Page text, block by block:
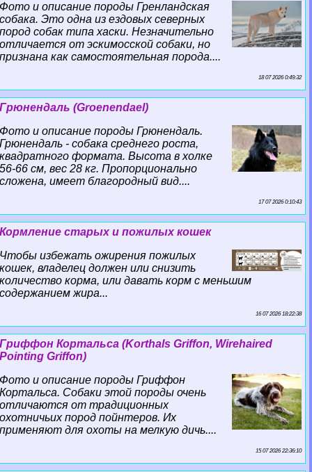
Фото и описание породы Гренландская
собака. Это одна из ездовых северных
пород собак типа хаски. Незначительно
отличается от эскимосской собаки, но
признана как самостоятельная порода....
18 07 2026 0:49:32
Грюнендаль (Groenendael)
Фото и описание породы Грюнендаль.
Грюнендаль - собака среднего роста,
квадратного формата. Высота в холке
56-66 см, вес 28 кг. Пропорционально
сложена, имеет благородный вид....
17 07 2026 0:10:43
Кормление старых и пожилых кошек
Чтобы избежать ожирения пожилых
кошек, владелец должен или снизить
количество корма, или давать корм с меньшим
содержанием жира...
16 07 2026 18:22:38
Гриффон Кортальса (Korthals Griffon, Wirehaired
Pointing Griffon)
Фото и описание породы Гриффон
Кортальса. Собаки этой породы очень
отличаются от традиционных
охотничьих пород пойнтеров. Их
применяют для охоты на мелкую дичь....
15 07 2026 22:36:10